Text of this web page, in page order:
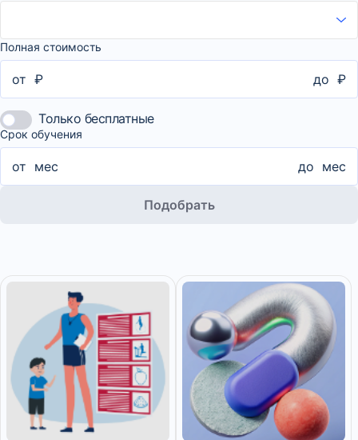
Полная стоимость
от ₽ до ₽
Только бесплатные
Срок обучения
от мес до мес
Подобрать